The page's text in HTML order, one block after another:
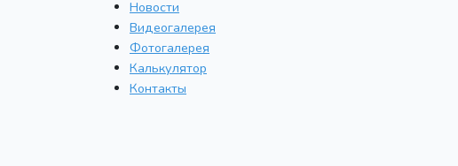
Новости
Видеогалерея
Фотогалерея
Калькулятор
Контакты